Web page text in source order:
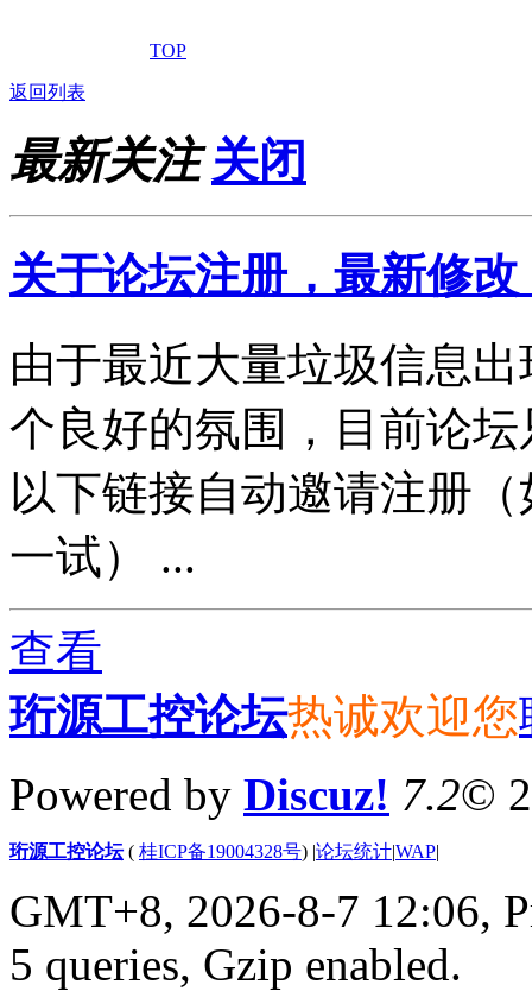
TOP
返回列表
最新关注 关闭
关于论坛注册，最新修
由于最近大量垃圾信息
个良好的氛围，目前论
以下链接自动邀请注册
一试） ...
查看
珩源工控论坛热诚欢迎您
Powered by Discuz! 7.2©
珩源工控论坛( 桂ICP备19004328号) |论坛统计|WAP|
GMT+8, 2026-8-7 12:06,
5 queries, Gzip enabled.